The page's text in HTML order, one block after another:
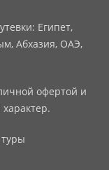
Египет,
Абхазия, ОАЭ,
офертой и